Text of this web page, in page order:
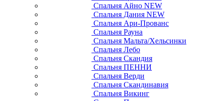
Спальня Айно NEW
Спальня Дания NEW
Спальня Ари-Прованс
Спальня Рауна
Спальня Мальта/Хельсинки
Спальня Лебо
Спальня Скандия
Спальня ПЕННИ
Спальня Верди
Спальня Скандинавия
Спальня Викинг